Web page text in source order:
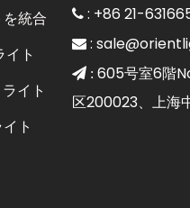
統合
ト
イト
ト
 : +86 21-
 :
 : 605号室6階
区200023、上海